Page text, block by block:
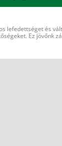
lefedettséget és
Ez jövőnk